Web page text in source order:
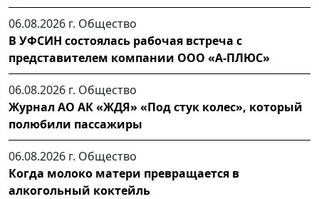
06.08.2026 г. Общество
В УФСИН состоялась рабочая встреча с
представителем компании ООО «А-ПЛЮС»
06.08.2026 г. Общество
Журнал АО АК «ЖДЯ» «Под стук колес», который
полюбили пассажиры
06.08.2026 г. Общество
Когда молоко матери превращается в
алкогольный коктейль